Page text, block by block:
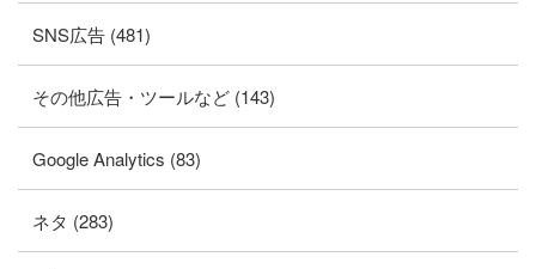
SNS広告 (481)
その他広告・ツールなど (143)
Google Analytics (83)
ネタ (283)